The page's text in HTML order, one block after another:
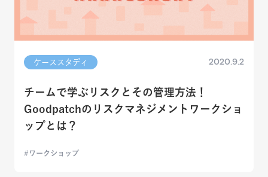
ケーススタディ 2020.9.2
チームで学ぶリスクとその管理方法！
Goodpatchのリスクマネジメントワークショ
ップとは？
ワークショップ